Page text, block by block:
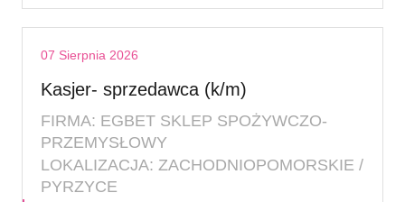
07 Sierpnia 2026
Kasjer- sprzedawca (k/m)
FIRMA: EGBET SKLEP SPOŻYWCZO-
PRZEMYSŁOWY
LOKALIZACJA: ZACHODNIOPOMORSKIE /
PYRZYCE